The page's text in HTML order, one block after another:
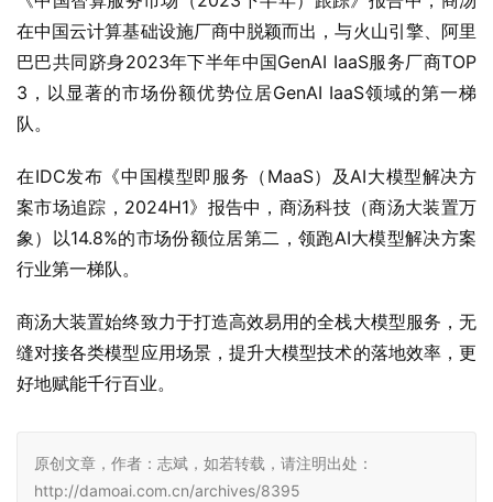
在中国云计算基础设施厂商中脱颖而出，与火山引擎、阿里
巴巴共同跻身2023年下半年中国GenAI IaaS服务厂商TOP
3，以显著的市场份额优势位居GenAI IaaS领域的第一梯
队。
在IDC发布《中国模型即服务（MaaS）及AI大模型解决方
案市场追踪，2024H1》报告中，商汤科技（商汤大装置万
象）以14.8%的市场份额位居第二，领跑AI大模型解决方案
行业第一梯队。
商汤大装置始终致力于打造高效易用的全栈大模型服务，无
缝对接各类模型应用场景，提升大模型技术的落地效率，更
好地赋能千行百业。
原创文章，作者：志斌，如若转载，请注明出处：
http://damoai.com.cn/archives/8395